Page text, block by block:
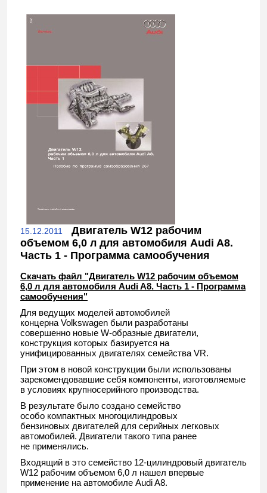
15.12.2011
Двигатель W12 рабочим
объемом 6,0 л для автомобиля Audi A8.
Часть 1 - Программа самообучения
Скачать файл "Двигатель W12 рабочим объемом
6,0 л для автомобиля Audi A8. Часть 1 - Программа
самообучения"
Для ведущих моделей автомобилей
концерна Volkswagen были разработаны
совершенно новые W-образные двигатели,
конструкция которых базируется на
унифицированных двигателях семейства VR.
При этом в новой конструкции были использованы
зарекомендовавшие себя компоненты, изготовляемые
в условиях крупносерийного производства.
В результате было создано семейство
особо компактных многоцилиндровых
бензиновых двигателей для серийных легковых
автомобилей. Двигатели такого типа ранее
не применялись.
Входящий в это семейство 12-цилиндровый двигатель
W12 рабочим объемом 6,0 л нашел впервые
применение на автомобиле Audi A8.